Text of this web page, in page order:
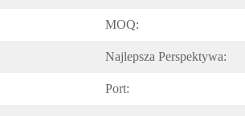
MOQ:
Najlepsza Perspektywa:
Port: